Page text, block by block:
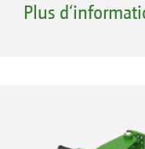
facilite le relevage
Plus